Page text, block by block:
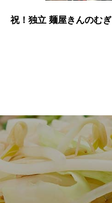
祝！独立 麺屋きんのむぎ